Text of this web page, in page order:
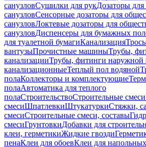
санузловСушилки для рукДозаторы
санузловСенсорные дозаторы для
санузловЛоктевые дозаторы для
санузловДиспенсеры для бумажных
для туалетной бумагиКанализация
вантузыПрочистные машиныТрубы,
канализацииТрубы, фитинги наружной
канализационныеТеплый пол водяной
полаКоллекторы и комплектующие
полаАвтоматика для теплого
полаСтроительствоСтроительные
смесиШпатлевкиШтукатуркиСтяжки,
смесиСтроительные смеси, составы
смесиГрунтовкиДобавки для
клеи, герметикиЖидкие гвозди
пенаКлеи для обоевКлеи для напольных